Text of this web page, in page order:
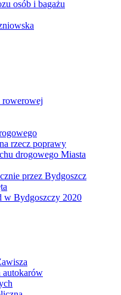
osób i bagażu
rowerowej
rzecz poprawy
drogowego Miasta
przez Bydgoszcz
w Bydgoszczy 2020
autokarów